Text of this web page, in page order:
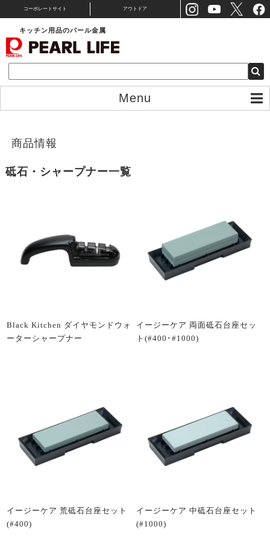
コーポレートサイト アウトドア
キッチン用品のパール金属
Menu
包丁・まな板・キッチンバサミ
商品情報
砥石・シャープナー一覧
Black Kitchen ダイヤモンドウォ
ーターシャープナー
イージーケア 両面砥石台座セッ
ト(#400･#1000)
イージーケア 荒砥石台座セット
(#400)
イージーケア 中砥石台座セット
(#1000)